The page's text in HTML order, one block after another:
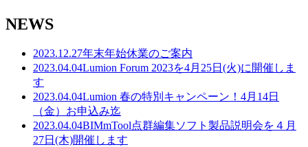
NEWS
2023.12.27年末年始休業のご案内
2023.04.04Lumion Forum 2023を4月25日(火)に開催しま
す
2023.04.04Lumion 春の特別キャンペーン！4月14日
（金）お申込み迄
2023.04.04BIMmTool点群編集ソフト製品説明会を４月
27日(木)開催します